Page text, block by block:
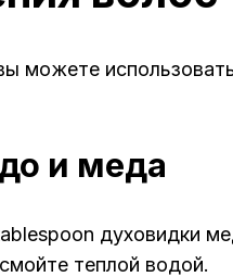
можете
и меда
духовидки
теплой водой.